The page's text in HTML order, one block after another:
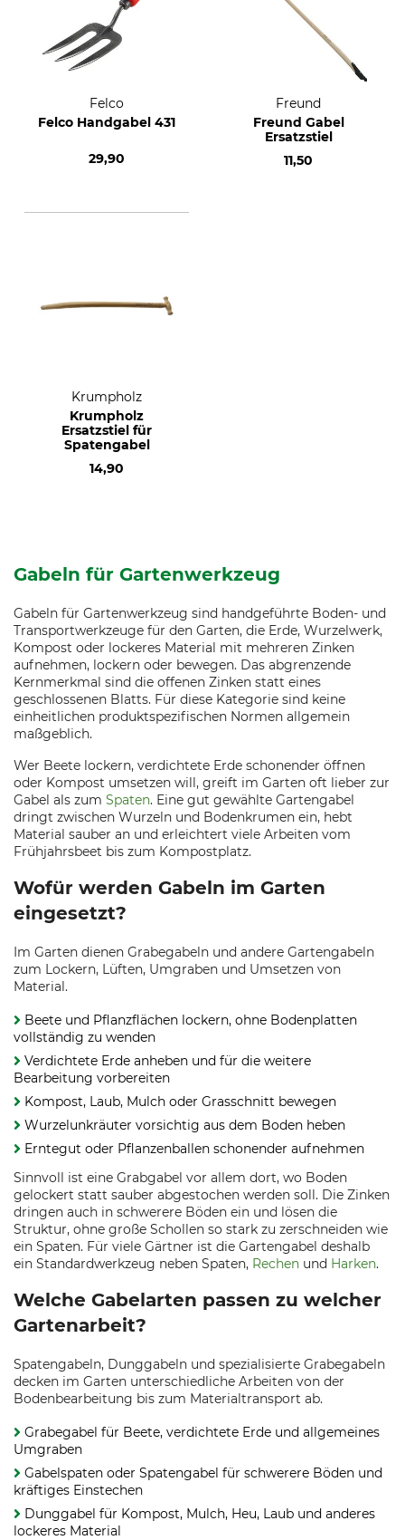
Felco
Felco Handgabel 431
29,90
Freund
Freund Gabel
Ersatzstiel
11,50
Krumpholz
Krumpholz
Ersatzstiel für
Spatengabel
14,90
Gabeln für Gartenwerkzeug
Gabeln für Gartenwerkzeug sind handgeführte Boden- und
Transportwerkzeuge für den Garten, die Erde, Wurzelwerk,
Kompost oder lockeres Material mit mehreren Zinken
aufnehmen, lockern oder bewegen. Das abgrenzende
Kernmerkmal sind die offenen Zinken statt eines
geschlossenen Blatts. Für diese Kategorie sind keine
einheitlichen produktspezifischen Normen allgemein
maßgeblich.
Wer Beete lockern, verdichtete Erde schonender öffnen
oder Kompost umsetzen will, greift im Garten oft lieber zur
Gabel als zum Spaten. Eine gut gewählte Gartengabel
dringt zwischen Wurzeln und Bodenkrumen ein, hebt
Material sauber an und erleichtert viele Arbeiten vom
Frühjahrsbeet bis zum Kompostplatz.
Wofür werden Gabeln im Garten
eingesetzt?
Im Garten dienen Grabegabeln und andere Gartengabeln
zum Lockern, Lüften, Umgraben und Umsetzen von
Material.
Beete und Pflanzflächen lockern, ohne Bodenplatten
vollständig zu wenden
Verdichtete Erde anheben und für die weitere
Bearbeitung vorbereiten
Kompost, Laub, Mulch oder Grasschnitt bewegen
Wurzelunkräuter vorsichtig aus dem Boden heben
Erntegut oder Pflanzenballen schonender aufnehmen
Sinnvoll ist eine Grabgabel vor allem dort, wo Boden
gelockert statt sauber abgestochen werden soll. Die Zinken
dringen auch in schwerere Böden ein und lösen die
Struktur, ohne große Schollen so stark zu zerschneiden wie
ein Spaten. Für viele Gärtner ist die Gartengabel deshalb
ein Standardwerkzeug neben Spaten, Rechen und Harken.
Welche Gabelarten passen zu welcher
Gartenarbeit?
Spatengabeln, Dunggabeln und spezialisierte Grabegabeln
decken im Garten unterschiedliche Arbeiten von der
Bodenbearbeitung bis zum Materialtransport ab.
Grabegabel für Beete, verdichtete Erde und allgemeines
Umgraben
Gabelspaten oder Spatengabel für schwerere Böden und
kräftiges Einstechen
Dunggabel für Kompost, Mulch, Heu, Laub und anderes
lockeres Material